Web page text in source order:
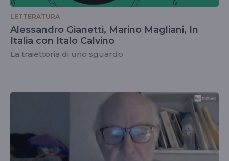
LETTERATURA
Alessandro Gianetti, Marino Magliani, In
Italia con Italo Calvino
La traiettoria di uno sguardo